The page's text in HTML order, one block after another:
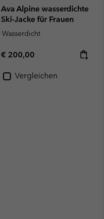
Ava Alpine wasserdichte
Ski-Jacke für Frauen
Wasserdicht
Regular price:
€ 200,00
Vergleichen